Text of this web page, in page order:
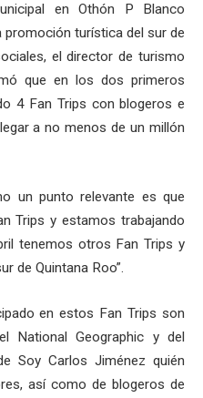
en Othón P Blanco
turística del sur de
el director de turismo
que en los dos primeros
4 Fan Trips con blogeros e
a no menos de un millón
un punto relevante es que
Trips y estamos trabajando
tenemos otros Fan Trips y
de Quintana Roo”.
en estos Fan Trips son
National Geographic y del
Soy Carlos Jiménez quién
así como de blogeros de